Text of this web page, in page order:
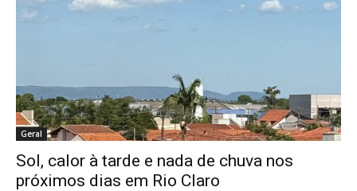
Geral
Sol, calor à tarde e nada de chuva nos
próximos dias em Rio Claro